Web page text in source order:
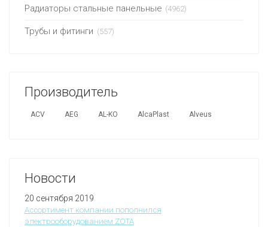
Радиаторы стальные панельные (4962)
Трубы и фитинги (557)
Производитель
ACV AEG AL-KO AlcaPlast Alveus
Новости
20 сентября 2019
Ассортимент компании пополнился
электрооборудованием ZOTA